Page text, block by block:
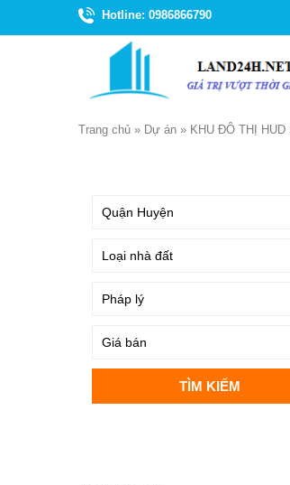
Hotline: 0986866790
Trang chủ » Dự án » KHU ĐÔ THỊ HUD